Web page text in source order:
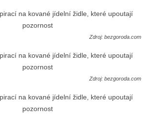
Zdroj: bezgoroda.com
Zdroj: bezgoroda.com